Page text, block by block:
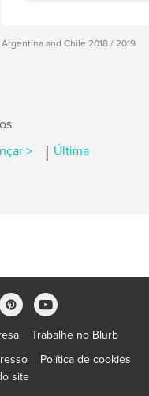
Argentina and Chile 2018 / 2019
> | Última
Trabalhe no Blurb
Política de cookies
site